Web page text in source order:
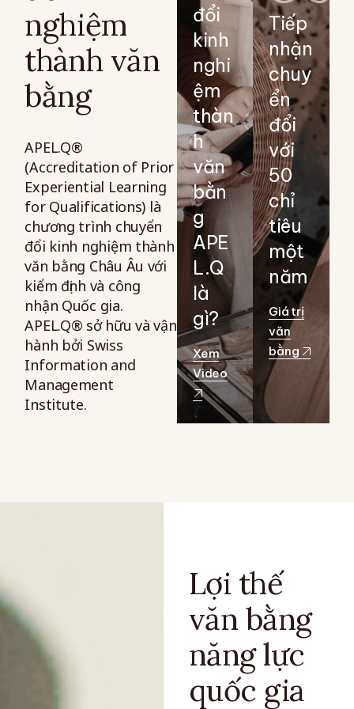
nghiệm
thành văn
bằng
APEL.Q®
(Accreditation of Prior
Experiential Learning
for Qualifications) là
chương trình chuyển
đổi kinh nghiệm thành
văn bằng Châu Âu với
kiểm định và công
nhận Quốc gia.
APEL.Q® sở hữu và vận
hành bởi Swiss
Information and
Management
Institute.
đổi
kinh
nghi
ệm
thàn
h
văn
bằn
g
APE
L.Q
là
gì?
Xem
Video
Tiếp
nhận
chuy
ển
đổi
với
50
chỉ
tiêu
một
năm
Giá trị
văn
bằng
Lợi thế
văn bằng
năng lực
quốc gia